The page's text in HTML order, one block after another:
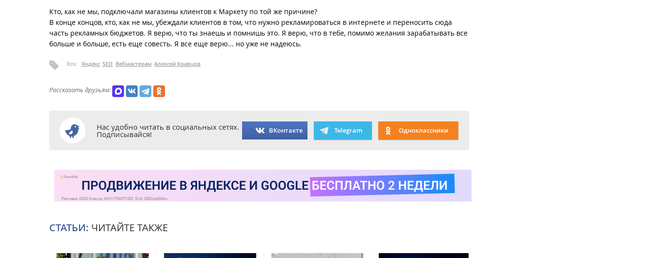
Кто, как не мы, подключали магазины клиентов к Маркету по той же причине?
В конце концов, кто, как не мы, убеждали клиентов в том, что нужно рекламироваться в интернете и переносить сюда
часть рекламных бюджетов. Я верю, что ты знаешь и помнишь это. Я верю, что в тебе, помимо желания зарабатывать все
больше и больше, есть еще совесть. Я все еще верю... но уже не надеюсь.
Теги: Яндекс SEO Вебмастерам Алексей Кравцов
Рассказать друзьям:
Нас удобно читать в социальных сетях.
Подписывайся! ВКонтакте Telegram Одноклассники
СТАТЬИ: ЧИТАЙТЕ ТАКЖЕ